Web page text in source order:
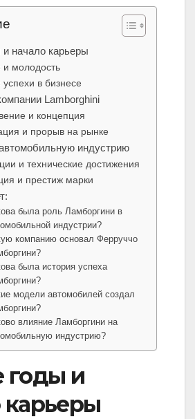
и начало карьеры
и молодость
в бизнесе
Lamborghini
и концепция
и прорыв на рынке
индустрию
и технические достижения
и престиж марки
была роль Ламборгини в
индустрии?
компанию основал Ферруччо
была история успеха
модели автомобилей создал
влияние Ламборгини на
индустрию?
годы и
карьеры